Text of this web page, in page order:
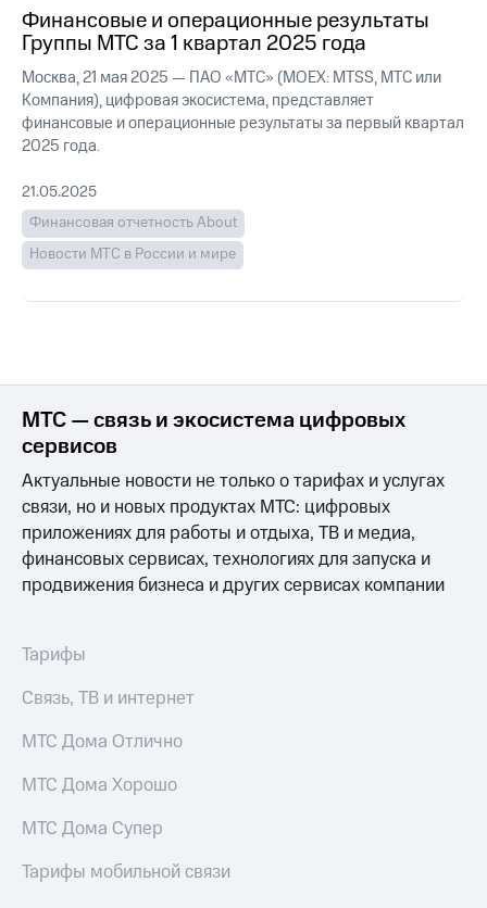
Описание
Еврооблигации-2023
Уведомление
о
погашении
именных
Другое
Регистратор
Реквизиты
развитие
Финансовые и операционные результаты
Группы МТС за 1 квартал 2025 года
Москва, 21 мая 2025 — ПАО «МТС» (MOEX: MTSS, МТС или
Компания), цифровая экосистема, представляет
финансовые и операционные результаты за первый квартал
2025 года.
21.05.2025
Финансовая отчетность About
Новости МТС в России и мире
МТС — связь и экосистема цифровых
сервисов
Актуальные новости не только о тарифах и услугах
связи, но и новых продуктах МТС: цифровых
приложениях для работы и отдыха, ТВ и медиа,
финансовых сервисах, технологиях для запуска и
продвижения бизнеса и других сервисах компании
Тарифы
Связь, ТВ и интернет
МТС Дома Отлично
МТС Дома Хорошо
МТС Дома Супер
Тарифы мобильной связи